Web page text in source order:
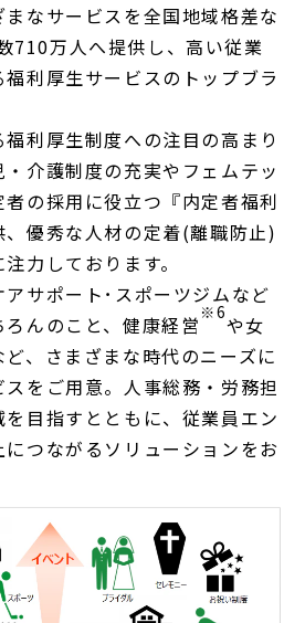
なサービスを全国地域格差な
710万人へ提供し、高い従業
利厚生サービスのトップブラ
利厚生制度への注目の高まり
介護制度の充実やフェムテッ
の採用に役立つ『内定者福利
優秀な人材の定着(離職防止)
力しております。
サポート･スポーツジムなど
んのこと、健康経営 ※6や女
、さまざまな時代のニーズに
をご用意。人事総務・労務担
目指すとともに、従業員エン
つながるソリューションをお